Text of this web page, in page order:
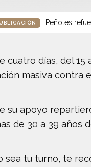
Peñoles
cuatro días, del
masiva contra
su apoyo
de 30 a 39 años
sea tu turno, te